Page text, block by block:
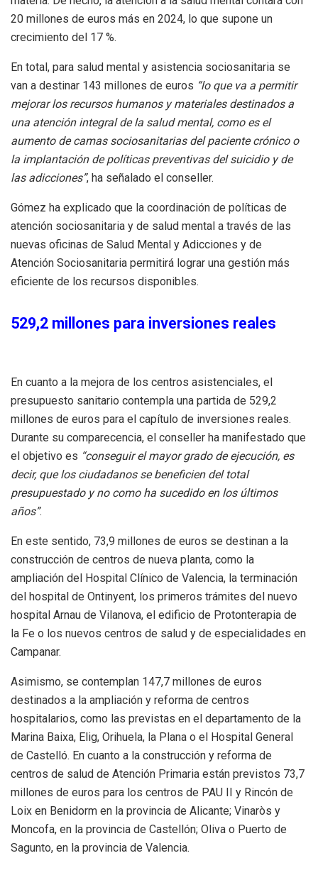
20 millones de euros más en 2024, lo que supone un
crecimiento del 17 %.
En total, para salud mental y asistencia sociosanitaria se
van a destinar 143 millones de euros “lo que va a permitir
mejorar los recursos humanos y materiales destinados a
una atención integral de la salud mental, como es el
aumento de camas sociosanitarias del paciente crónico o
la implantación de políticas preventivas del suicidio y de
las adicciones”, ha señalado el conseller.
Gómez ha explicado que la coordinación de políticas de
atención sociosanitaria y de salud mental a través de las
nuevas oficinas de Salud Mental y Adicciones y de
Atención Sociosanitaria permitirá lograr una gestión más
eficiente de los recursos disponibles.
529,2 millones para inversiones reales
En cuanto a la mejora de los centros asistenciales, el
presupuesto sanitario contempla una partida de 529,2
millones de euros para el capítulo de inversiones reales.
Durante su comparecencia, el conseller ha manifestado que
el objetivo es “conseguir el mayor grado de ejecución, es
decir, que los ciudadanos se beneficien del total
presupuestado y no como ha sucedido en los últimos
años”.
En este sentido, 73,9 millones de euros se destinan a la
construcción de centros de nueva planta, como la
ampliación del Hospital Clínico de Valencia, la terminación
del hospital de Ontinyent, los primeros trámites del nuevo
hospital Arnau de Vilanova, el edificio de Protonterapia de
la Fe o los nuevos centros de salud y de especialidades en
Campanar.
Asimismo, se contemplan 147,7 millones de euros
destinados a la ampliación y reforma de centros
hospitalarios, como las previstas en el departamento de la
Marina Baixa, Elig, Orihuela, la Plana o el Hospital General
de Castelló. En cuanto a la construcción y reforma de
centros de salud de Atención Primaria están previstos 73,7
millones de euros para los centros de PAU II y Rincón de
Loix en Benidorm en la provincia de Alicante; Vinaròs y
Moncofa, en la provincia de Castellón; Oliva o Puerto de
Sagunto, en la provincia de Valencia.